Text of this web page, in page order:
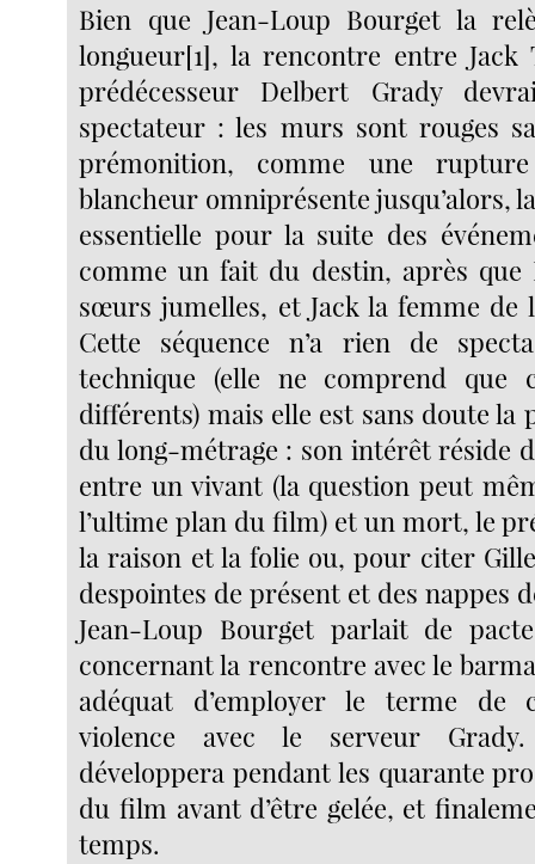
Bien que Jean-Loup Bourget la
longueur[1], la rencontre entre Jack
prédécesseur Delbert Grady
spectateur : les murs sont rouges
prémonition, comme une
blancheur omniprésente jusqu’alors,
essentielle pour la suite des
comme un fait du destin, après que
sœurs jumelles, et Jack la femme de
Cette séquence n’a rien de
technique (elle ne comprend que
différents) mais elle est sans doute la
du long-métrage : son intérêt réside
entre un vivant (la question peut
l’ultime plan du film) et un mort, le
la raison et la folie ou, pour citer
despointes de présent et des nappes
Jean-Loup Bourget parlait de
concernant la rencontre avec le
adéquat d’employer le terme de
violence avec le serveur
développera pendant les quarante
du film avant d’être gelée, et
temps.